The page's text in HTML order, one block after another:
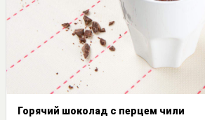
Горячий шоколад с перцем чили